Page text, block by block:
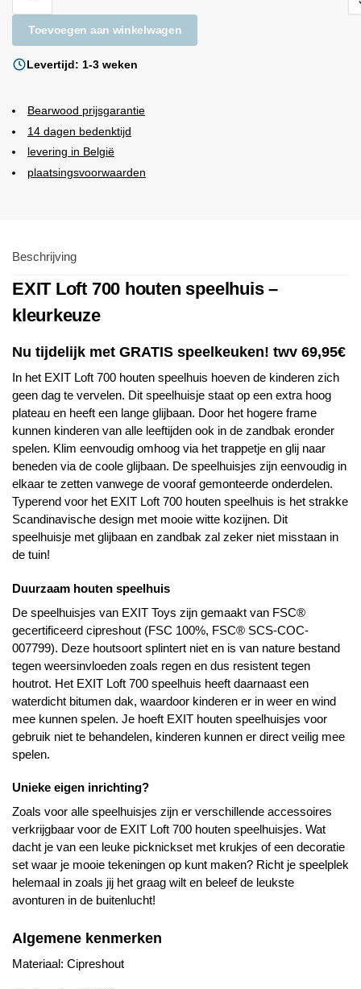
Toevoegen aan winkelwagen
Levertijd: 1-3 weken
Bearwood prijsgarantie
14 dagen bedenktijd
levering in België
plaatsingsvoorwaarden
Beschrijving
EXIT Loft 700 houten speelhuis –
kleurkeuze
Nu tijdelijk met GRATIS speelkeuken! twv 69,95€
In het EXIT Loft 700 houten speelhuis hoeven de kinderen zich
geen dag te vervelen. Dit speelhuisje staat op een extra hoog
plateau en heeft een lange glijbaan. Door het hogere frame
kunnen kinderen van alle leeftijden ook in de zandbak eronder
spelen. Klim eenvoudig omhoog via het trappetje en glij naar
beneden via de coole glijbaan. De speelhuisjes zijn eenvoudig in
elkaar te zetten vanwege de vooraf gemonteerde onderdelen.
Typerend voor het EXIT Loft 700 houten speelhuis is het strakke
Scandinavische design met mooie witte kozijnen. Dit
speelhuisje met glijbaan en zandbak zal zeker niet misstaan in
de tuin!
Duurzaam houten speelhuis
De speelhuisjes van EXIT Toys zijn gemaakt van FSC®
gecertificeerd cipreshout (FSC 100%, FSC® SCS-COC-
007799). Deze houtsoort splintert niet en is van nature bestand
tegen weersinvloeden zoals regen en dus resistent tegen
houtrot. Het EXIT Loft 700 speelhuis heeft daarnaast een
waterdicht bitumen dak, waardoor kinderen er in weer en wind
mee kunnen spelen. Je hoeft EXIT houten speelhuisjes voor
gebruik niet te behandelen, kinderen kunnen er direct veilig mee
spelen.
Unieke eigen inrichting?
Zoals voor alle speelhuisjes zijn er verschillende accessoires
verkrijgbaar voor de EXIT Loft 700 houten speelhuisjes. Wat
dacht je van een leuke picknickset met krukjes of een decoratie
set waar je mooie tekeningen op kunt maken? Richt je speelplek
helemaal in zoals jij het graag wilt en beleef de leukste
avonturen in de buitenlucht!
Algemene kenmerken
Materiaal: Cipreshout